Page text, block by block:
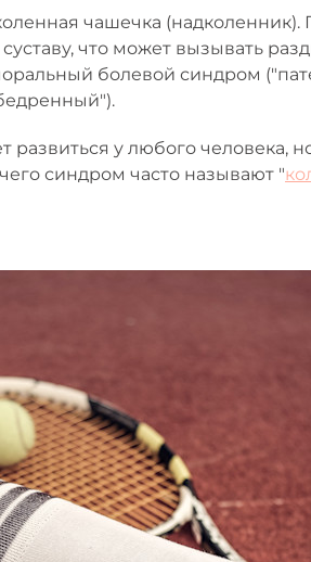
чашечка
что может вызывать
болевой синдром
у любого человека,
синдром часто называют "